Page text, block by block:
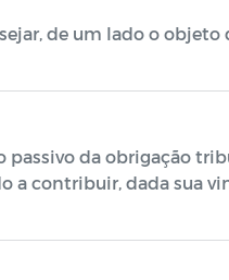
de um lado o objeto
passivo da obrigação
a contribuir, dada sua